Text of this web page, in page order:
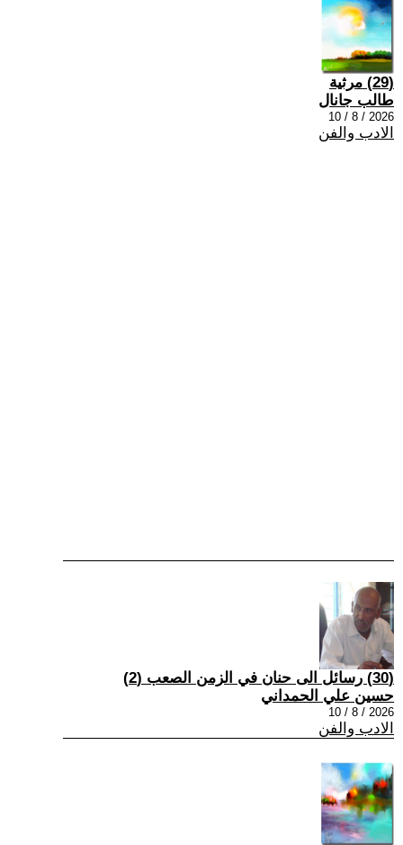
(29) مرثية
طالب جانال
2026 / 8 / 10
الادب والفن
(30) رسائل الى حنان في الزمن الصعب (2)
حسين علي الحمداني
2026 / 8 / 10
الادب والفن